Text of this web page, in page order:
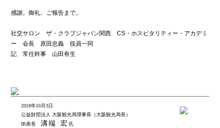
感謝。御礼、ご報告まで。
社交サロン ザ・クラブジャパン関西 CS・ホスピタリティー・アカデミ
ー 会長 原田忠義 役員一同
記 常任幹事 山田有生
2018年10月3日
公益財団法人 大阪観光局理事長（大阪観光局長）
IR座長 溝端 宏 氏